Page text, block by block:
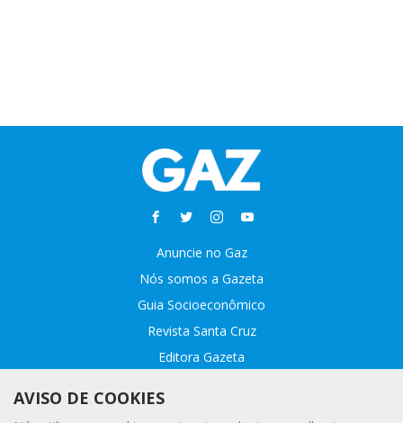
Anuncie no Gaz
Nós somos a Gazeta
Guia Socioeconômico
Revista Santa Cruz
Editora Gazeta
Fale conosco
AVISO DE COOKIES